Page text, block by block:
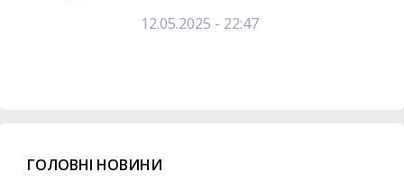
12.05.2025 - 22:47
ГОЛОВНІ НОВИНИ